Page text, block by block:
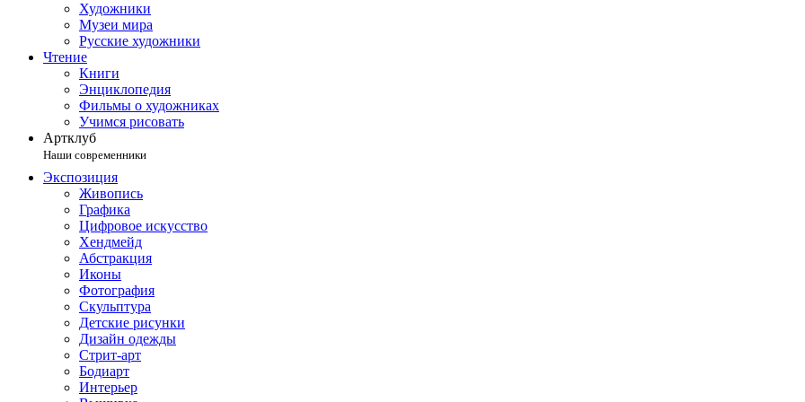
Художники
Музеи мира
Русские художники
Чтение
Книги
Энциклопедия
Фильмы о художниках
Учимся рисовать
Артклуб
Наши современники
Экспозиция
Живопись
Графика
Цифровое искусство
Хендмейд
Абстракция
Иконы
Фотография
Скульптура
Детские рисунки
Дизайн одежды
Стрит-арт
Бодиарт
Интерьер